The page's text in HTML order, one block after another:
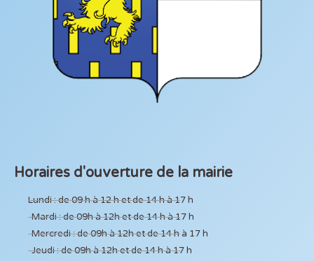
Horaires d'ouverture de la mairie
Lundi : de 09 h à 12 h et de 14 h à 17 h
Mardi : de 09h à 12h et de 14 h à 17 h
Mercredi : de 09h à 12h et de 14 h à 17 h
Jeudi : de 09h à 12h et de 14 h à 17 h